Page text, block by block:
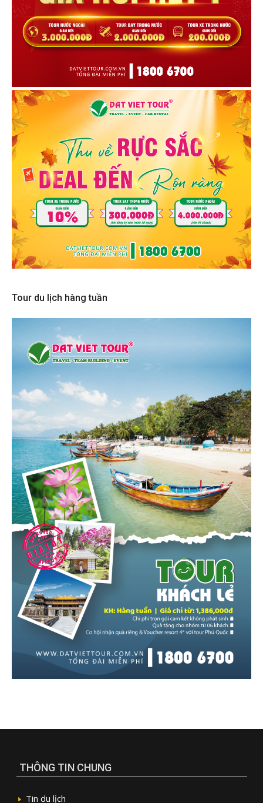
Tour du lịch hàng tuần
THÔNG TIN CHUNG
Tin du lịch